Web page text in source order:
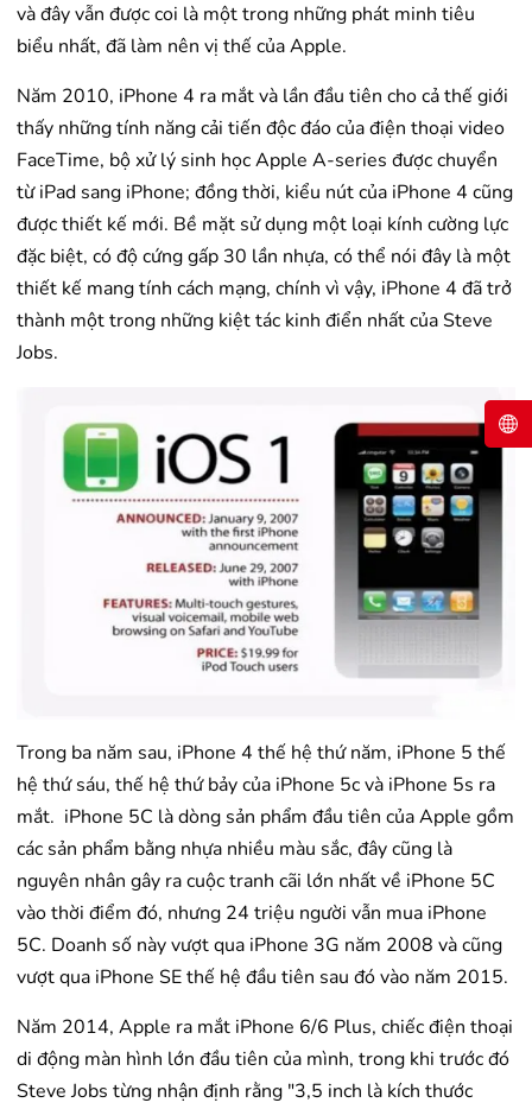
và đây vẫn được coi là một trong những phát minh tiêu
biểu nhất, đã làm nên vị thế của Apple.
Năm 2010, iPhone 4 ra mắt và lần đầu tiên cho cả thế giới
thấy những tính năng cải tiến độc đáo của điện thoại video
FaceTime, bộ xử lý sinh học Apple A-series được chuyển
từ iPad sang iPhone; đồng thời, kiểu nút của iPhone 4 cũng
được thiết kế mới. Bề mặt sử dụng một loại kính cường lực
đặc biệt, có độ cứng gấp 30 lần nhựa, có thể nói đây là một
thiết kế mang tính cách mạng, chính vì vậy, iPhone 4 đã trở
thành một trong những kiệt tác kinh điển nhất của Steve
Jobs.
Trong ba năm sau, iPhone 4 thế hệ thứ năm, iPhone 5 thế
hệ thứ sáu, thế hệ thứ bảy của iPhone 5c và iPhone 5s ra
mắt. iPhone 5C là dòng sản phẩm đầu tiên của Apple gồm
các sản phẩm bằng nhựa nhiều màu sắc, đây cũng là
nguyên nhân gây ra cuộc tranh cãi lớn nhất về iPhone 5C
vào thời điểm đó, nhưng 24 triệu người vẫn mua iPhone
5C. Doanh số này vượt qua iPhone 3G năm 2008 và cũng
vượt qua iPhone SE thế hệ đầu tiên sau đó vào năm 2015.
Năm 2014, Apple ra mắt iPhone 6/6 Plus, chiếc điện thoại
di động màn hình lớn đầu tiên của mình, trong khi trước đó
Steve Jobs từng nhận định rằng "3,5 inch là kích thước